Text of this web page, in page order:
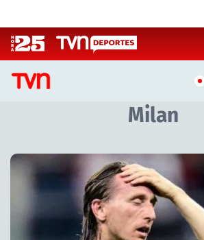
CASTING MASTERCHEF CHILE
CASTING TVN VERTICAL
TVN VERTICAL
TVN PLAY
Milan
Artículos relacionados con Milan